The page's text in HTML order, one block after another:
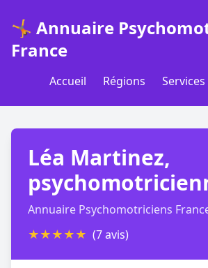
🤸 Annuaire
France
Accueil Régions Services
Léa Martinez,
Annuaire Psychomotriciens
★★★★★ (7 avis)